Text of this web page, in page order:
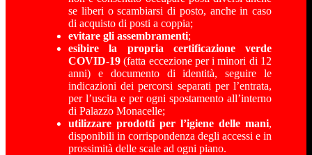
se liberi o scambiarsi di posto, anche in caso
di acquisto di posti a coppia;
evitare gli assembramenti;
esibire la propria certificazione verde
COVID-19 (fatta eccezione per i minori di 12
anni) e documento di identità, seguire le
indicazioni dei percorsi separati per l’entrata,
per l’uscita e per ogni spostamento all’interno
di Palazzo Monacelle;
utilizzare prodotti per l’igiene delle mani,
disponibili in corrispondenza degli accessi e in
prossimità delle scale ad ogni piano.